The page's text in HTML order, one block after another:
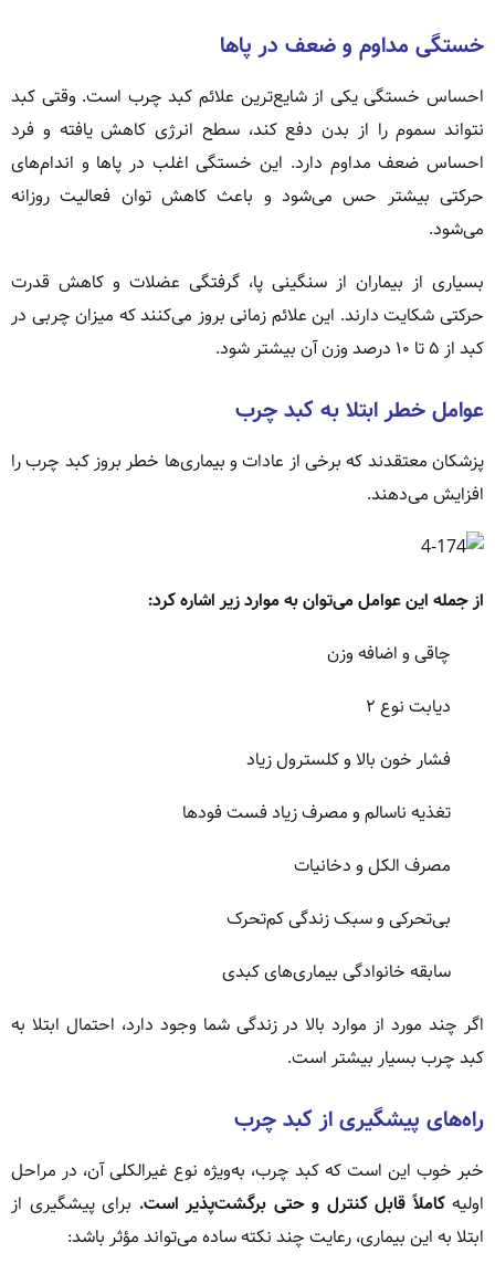
خستگی مداوم و ضعف در پاها
احساس خستگی یکی از شایع‌ترین علائم کبد چرب است. وقتی کبد
نتواند سموم را از بدن دفع کند، سطح انرژی کاهش یافته و فرد
احساس ضعف مداوم دارد. این خستگی اغلب در پاها و اندام‌های
حرکتی بیشتر حس می‌شود و باعث کاهش توان فعالیت روزانه
می‌شود.
بسیاری از بیماران از سنگینی پا، گرفتگی عضلات و کاهش قدرت
حرکتی شکایت دارند. این علائم زمانی بروز می‌کنند که میزان چربی در
کبد از ۵ تا ۱۰ درصد وزن آن بیشتر شود.
عوامل خطر ابتلا به کبد چرب
پزشکان معتقدند که برخی از عادات و بیماری‌ها خطر بروز کبد چرب را
افزایش می‌دهند.
از جمله این عوامل می‌توان به موارد زیر اشاره کرد:
چاقی و اضافه وزن
دیابت نوع ۲
فشار خون بالا و کلسترول زیاد
تغذیه ناسالم و مصرف زیاد فست فودها
مصرف الکل و دخانیات
بی‌تحرکی و سبک زندگی کم‌تحرک
سابقه خانوادگی بیماری‌های کبدی
اگر چند مورد از موارد بالا در زندگی شما وجود دارد، احتمال ابتلا به
کبد چرب بسیار بیشتر است.
راه‌های پیشگیری از کبد چرب
خبر خوب این است که کبد چرب، به‌ویژه نوع غیرالکلی آن، در مراحل
اولیهکاملاً قابل کنترل و حتی برگشت‌پذیر است. برای پیشگیری از
ابتلا به این بیماری، رعایت چند نکته ساده می‌تواند مؤثر باشد: